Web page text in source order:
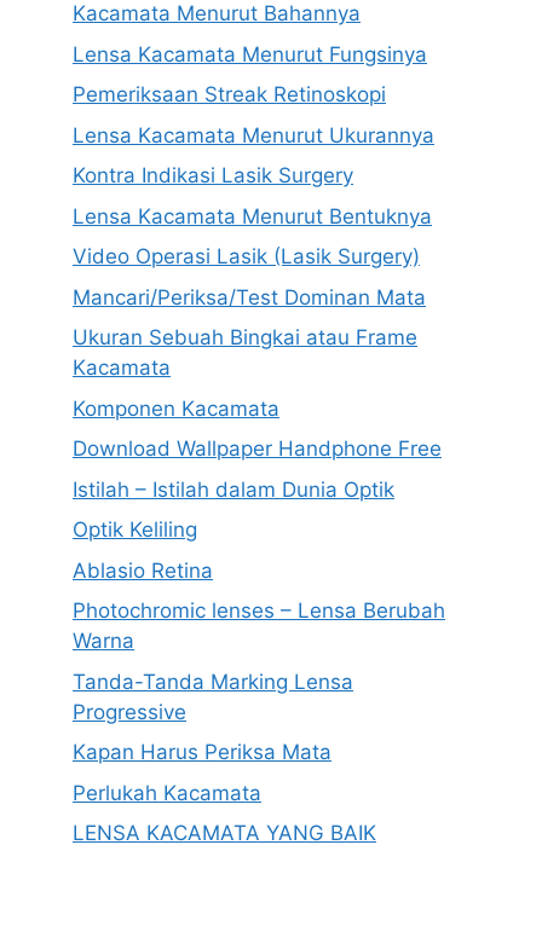
Kacamata Menurut Bahannya
Lensa Kacamata Menurut Fungsinya
Pemeriksaan Streak Retinoskopi
Lensa Kacamata Menurut Ukurannya
Kontra Indikasi Lasik Surgery
Lensa Kacamata Menurut Bentuknya
Video Operasi Lasik (Lasik Surgery)
Mancari/Periksa/Test Dominan Mata
Ukuran Sebuah Bingkai atau Frame
Kacamata
Komponen Kacamata
Download Wallpaper Handphone Free
Istilah – Istilah dalam Dunia Optik
Optik Keliling
Ablasio Retina
Photochromic lenses – Lensa Berubah
Warna
Tanda-Tanda Marking Lensa
Progressive
Kapan Harus Periksa Mata
Perlukah Kacamata
LENSA KACAMATA YANG BAIK